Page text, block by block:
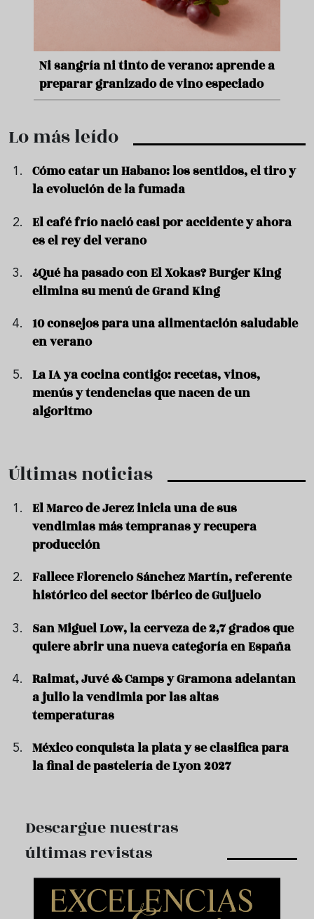
Ni sangría ni tinto de verano: aprende a
preparar granizado de vino especiado
Lo más leído
Cómo catar un Habano: los sentidos, el tiro y
la evolución de la fumada
El café frío nació casi por accidente y ahora
es el rey del verano
¿Qué ha pasado con El Xokas? Burger King
elimina su menú de Grand King
10 consejos para una alimentación saludable
en verano
La IA ya cocina contigo: recetas, vinos,
menús y tendencias que nacen de un
algoritmo
Últimas noticias
El Marco de Jerez inicia una de sus
vendimias más tempranas y recupera
producción
Fallece Florencio Sánchez Martín, referente
histórico del sector ibérico de Guijuelo
San Miguel Low, la cerveza de 2,7 grados que
quiere abrir una nueva categoría en España
Raimat, Juvé & Camps y Gramona adelantan
a julio la vendimia por las altas
temperaturas
México conquista la plata y se clasifica para
la final de pastelería de Lyon 2027
Descargue nuestras
últimas revistas